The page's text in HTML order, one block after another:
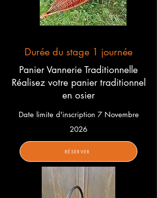
Durée du stage 1 journée
Panier Vannerie Traditionnelle
Réalisez votre panier traditionnel
en osier
Date limite d'inscription 7 Novembre
2026
RÉSERVER